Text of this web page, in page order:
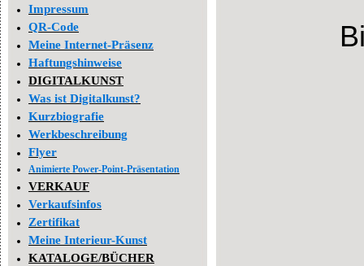
Impressum
QR-Code
Meine Internet-Präsenz
Haftungshinweise
DIGITALKUNST
Was ist Digitalkunst?
Kurzbiografie
Werkbeschreibung
Flyer
Animierte Power-Point-Präsentation
VERKAUF
Verkaufsinfos
Zertifikat
Meine Interieur-Kunst
KATALOGE/BÜCHER